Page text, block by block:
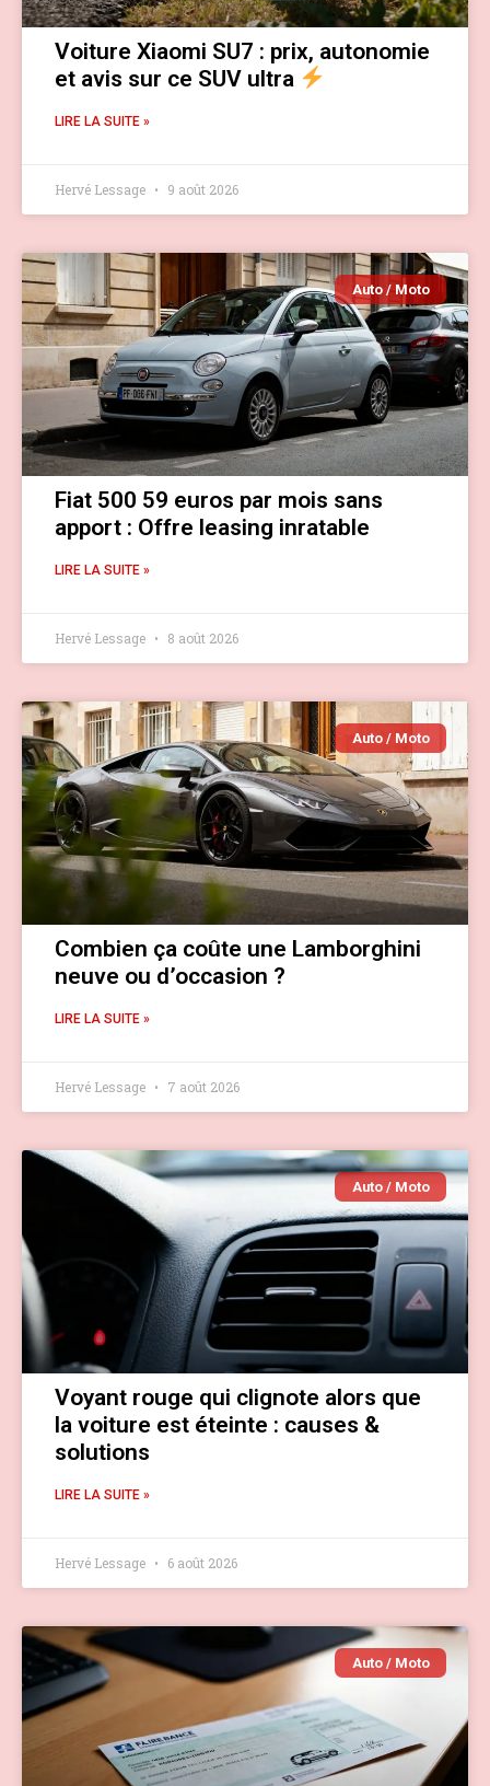
Voiture Xiaomi SU7 : prix, autonomie
et avis sur ce SUV ultra
LIRE LA SUITE »
Hervé Lessage 9 août 2026
Auto / Moto
Fiat 500 59 euros par mois sans
apport : Offre leasing inratable
LIRE LA SUITE »
Hervé Lessage 8 août 2026
Auto / Moto
Combien ça coûte une Lamborghini
neuve ou d’occasion ?
LIRE LA SUITE »
Hervé Lessage 7 août 2026
Auto / Moto
Voyant rouge qui clignote alors que
la voiture est éteinte : causes &
solutions
LIRE LA SUITE »
Hervé Lessage 6 août 2026
Auto / Moto